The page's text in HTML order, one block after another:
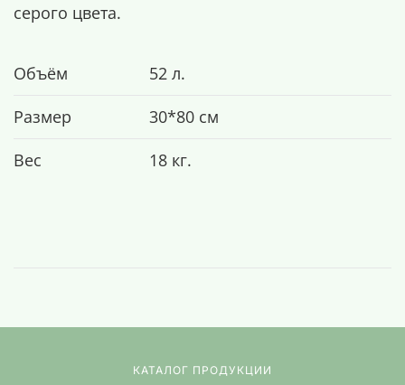
серого цвета.
Объём
52 л.
Размер
30*80 см
Вес
18 кг.
КАТАЛОГ ПРОДУКЦИИ